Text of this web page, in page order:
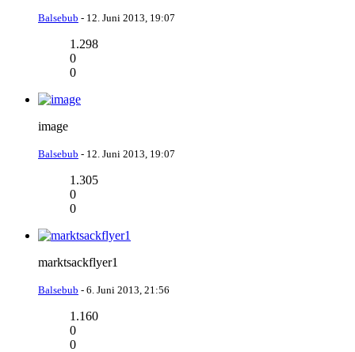
Balsebub - 12. Juni 2013, 19:07
1.298
0
0
image
Balsebub - 12. Juni 2013, 19:07
1.305
0
0
marktsackflyer1
Balsebub - 6. Juni 2013, 21:56
1.160
0
0